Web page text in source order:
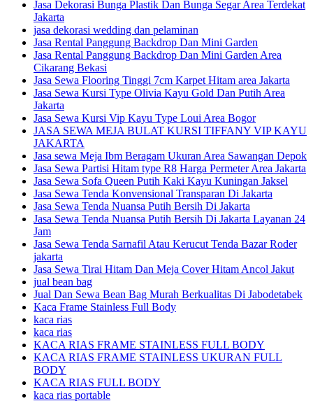
Jasa Dekorasi Bunga Plastik Dan Bunga Segar Area Terdekat
Jakarta
jasa dekorasi wedding dan pelaminan
Jasa Rental Panggung Backdrop Dan Mini Garden
Jasa Rental Panggung Backdrop Dan Mini Garden Area
Cikarang Bekasi
Jasa Sewa Flooring Tinggi 7cm Karpet Hitam area Jakarta
Jasa Sewa Kursi Type Olivia Kayu Gold Dan Putih Area
Jakarta
Jasa Sewa Kursi Vip Kayu Type Loui Area Bogor
JASA SEWA MEJA BULAT KURSI TIFFANY VIP KAYU
JAKARTA
Jasa sewa Meja Ibm Beragam Ukuran Area Sawangan Depok
Jasa Sewa Partisi Hitam type R8 Harga Permeter Area Jakarta
Jasa Sewa Sofa Queen Putih Kaki Kayu Kuningan Jaksel
Jasa Sewa Tenda Konvensional Transparan Di Jakarta
Jasa Sewa Tenda Nuansa Putih Bersih Di Jakarta
Jasa Sewa Tenda Nuansa Putih Bersih Di Jakarta Layanan 24
Jam
Jasa Sewa Tenda Sarnafil Atau Kerucut Tenda Bazar Roder
jakarta
Jasa Sewa Tirai Hitam Dan Meja Cover Hitam Ancol Jakut
jual bean bag
Jual Dan Sewa Bean Bag Murah Berkualitas Di Jabodetabek
Kaca Frame Stainless Full Body
kaca rias
kaca rias
KACA RIAS FRAME STAINLESS FULL BODY
KACA RIAS FRAME STAINLESS UKURAN FULL
BODY
KACA RIAS FULL BODY
kaca rias portable